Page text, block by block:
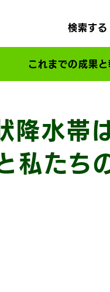
検索する
これまでの成果と
降水帯
私たち